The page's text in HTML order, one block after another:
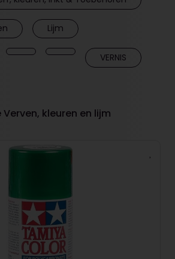
Lijm
VERNIS
kleuren en lijm